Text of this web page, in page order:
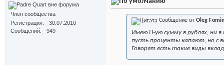
Член сообщества
Регистрация
30.07.2010
Сообщений
949
Сообщение от Oleg Fomin
Имею Н-ую сумму в рублях, ни в
пусть проценты капают, но с
Говорят есть такие виды